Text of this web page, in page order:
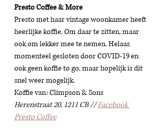
Presto Coffee & More
Presto met haar vintage woonkamer heeft
heerlijke koffie. Om daar te zitten, maar
ook om lekker mee te nemen. Helaas
momenteel gesloten door COVID-19 en
ook geen koffie to go, maar hopelijk is dit
snel weer mogelijk.
Koffie van: Climpson & Sons
Herenstraat 20, 1211 CB // Facebook
Presto Coffee